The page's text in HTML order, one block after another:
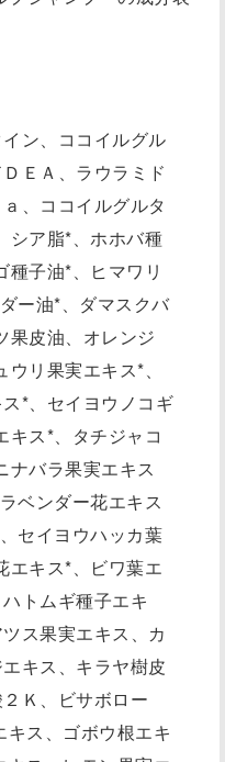
ン、ココイルグル
ＥＡ、ラウラミド
、ココイルグルタ
シア脂*、ホホバ種
種子油*、ヒマワリ
ー油*、ダマスクバ
果皮油、オレンジ
リ果実エキス*、
*、セイヨウノコギ
キス*、タチジャコ
ナバラ果実エキス
ベンダー花エキス
セイヨウハッカ葉
エキス*、ビワ葉エ
トムギ種子エキ
ス果実エキス、カ
キス、キラヤ樹皮
Ｋ、ビサボロー
ス、ゴボウ根エキ